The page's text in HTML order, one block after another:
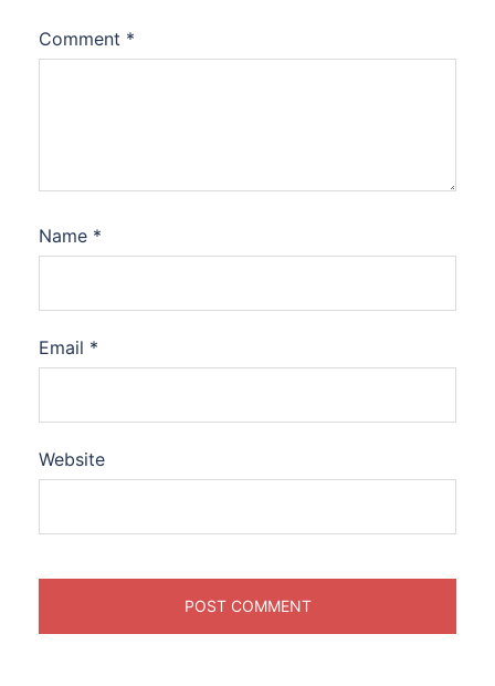
Comment *
Name *
Email *
Website